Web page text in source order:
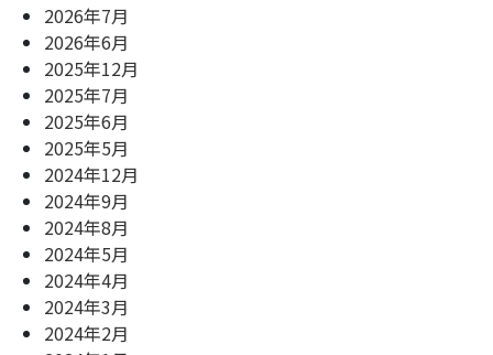
2026年7月
2026年6月
2025年12月
2025年7月
2025年6月
2025年5月
2024年12月
2024年9月
2024年8月
2024年5月
2024年4月
2024年3月
2024年2月